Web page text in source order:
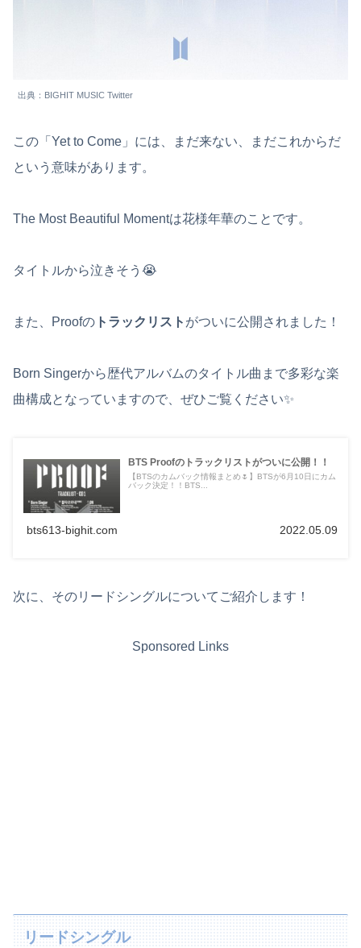
出典：BIGHIT MUSIC Twitter
この「Yet to Come」には、まだ来ない、まだこれからだ
という意味があります。
The Most Beautiful Momentは花様年華のことです。
タイトルから泣きそう😭
また、Proofの トラックリスト がついに公開されました！
Born Singerから歴代アルバムのタイトル曲まで多彩な楽
曲構成となっていますので、ぜひご覧ください✨
BTS Proofのトラックリストがついに公開！！
【BTSのカムバック情報まとめ🌷】BTSが6月10日にカム
バック決定！！BTS...
bts613-bighit.com 2022.05.09
次に、そのリードシングルについてご紹介します！
Sponsored Links
リードシングル